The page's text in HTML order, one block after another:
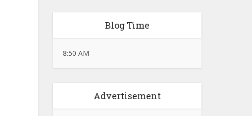
Blog Time
8:50 AM
Advertisement